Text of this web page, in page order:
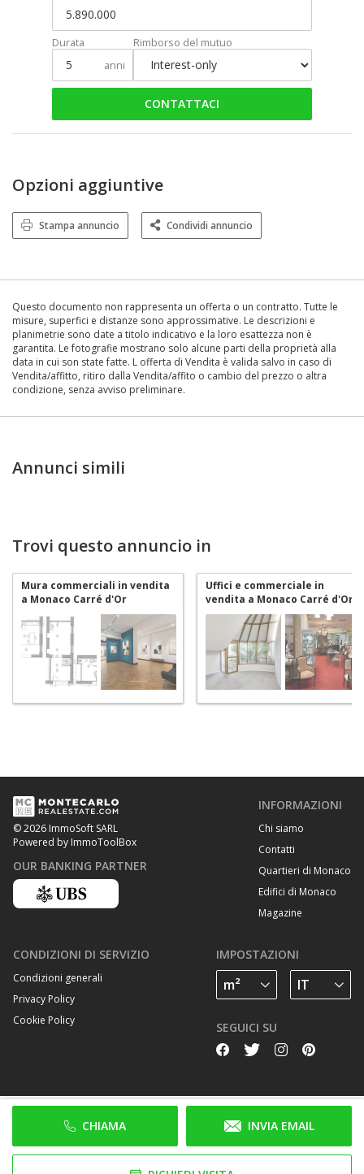
Durata
anni
Rimborso del mutuo
CONTATTACI
CHIAMA INVIA EMAIL
Opzioni aggiuntive
Stampa annuncio Condividi annuncio
Questo documento non rappresenta un offerta o un contratto. Tutte le
misure, superfici e distanze sono approssimative. Le descrizioni e
planimetrie sono date a titolo indicativo e la loro esattezza non è
garantita. Le fotografie mostrano solo alcune parti della proprietà alla
data in cui son state fatte. L offerta di Vendita è valida salvo in caso di
Vendita/affitto, ritiro dalla Vendita/affito o cambio del prezzo o altra
condizione, senza avviso preliminare.
Annunci simili
Trovi questo annuncio in
Mura commerciali in vendita
a Monaco Carré d'Or
Uffici e commerciale in
vendita a Monaco Carré d'Or
© 2026 ImmoSoft SARL
Powered by ImmoToolBox
OUR BANKING PARTNER
INFORMAZIONI
Chi siamo
Contatti
Quartieri di Monaco
Edifici di Monaco
Magazine
CONDIZIONI DI SERVIZIO
Condizioni generali
Privacy Policy
Cookie Policy
IMPOSTAZIONI
SEGUICI SU